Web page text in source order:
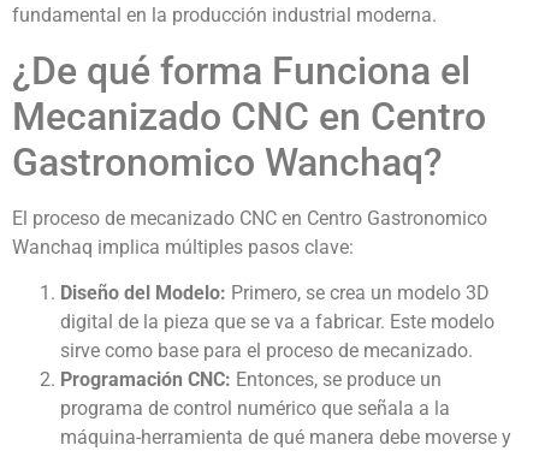
fundamental en la producción industrial moderna.
¿De qué forma Funciona el
Mecanizado CNC en Centro
Gastronomico Wanchaq?
El proceso de mecanizado CNC en Centro Gastronomico
Wanchaq implica múltiples pasos clave:
Diseño del Modelo: Primero, se crea un modelo 3D
digital de la pieza que se va a fabricar. Este modelo
sirve como base para el proceso de mecanizado.
Programación CNC: Entonces, se produce un
programa de control numérico que señala a la
máquina-herramienta de qué manera debe moverse y